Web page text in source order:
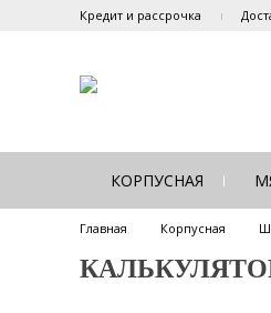
Кредит и рассрочка
КОРПУСНАЯ
Главная Корпусная